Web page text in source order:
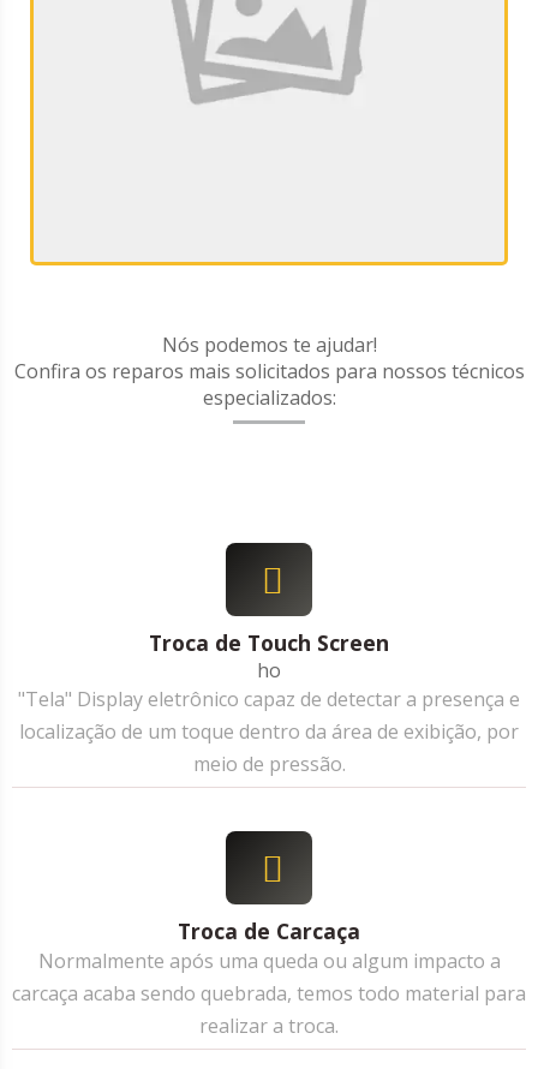
Nós podemos te ajudar!
Confira os reparos mais solicitados para nossos técnicos
especializados:
Troca de Touch Screen
ho
"Tela" Display eletrônico capaz de detectar a presença e
localização de um toque dentro da área de exibição, por
meio de pressão.
Troca de Carcaça
Normalmente após uma queda ou algum impacto a
carcaça acaba sendo quebrada, temos todo material para
realizar a troca.